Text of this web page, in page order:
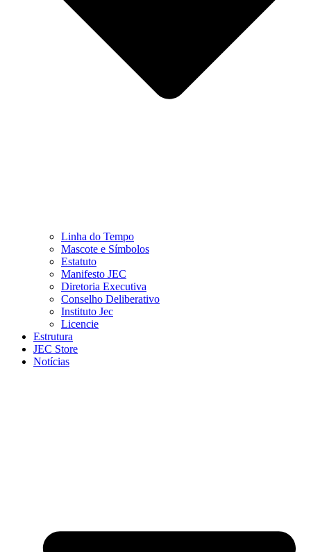
Linha do Tempo
Mascote e Símbolos
Estatuto
Manifesto JEC
Diretoria Executiva
Conselho Deliberativo
Instituto Jec
Licencie
Estrutura
JEC Store
Notícias